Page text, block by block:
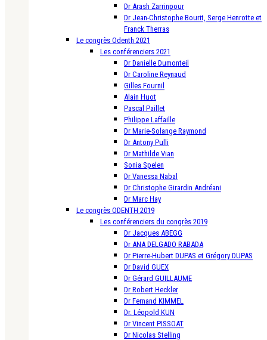
Dr Arash Zarrinpour
Dr Jean-Christophe Bourit, Serge Henrotte et
Franck Therras
Le congrès Odenth 2021
Les conférenciers 2021
Dr Danielle Dumonteil
Dr Caroline Reynaud
Gilles Fournil
Alain Huot
Pascal Paillet
Philippe Laffaille
Dr Marie-Solange Raymond
Dr Antony Pulli
Dr Mathilde Vian
Sonia Spelen
Dr Vanessa Nabal
Dr Christophe Girardin Andréani
Dr Marc Hay
Le congrès ODENTH 2019
Les conférenciers du congrès 2019
Dr Jacques ABEGG
Dr ANA DELGADO RABADA
Dr Pierre-Hubert DUPAS et Grégory DUPAS
Dr David GUEX
Dr Gérard GUILLAUME
Dr Robert Heckler
Dr Fernand KIMMEL
Dr. Léopold KUN
Dr Vincent PISSOAT
Dr Nicolas Stelling